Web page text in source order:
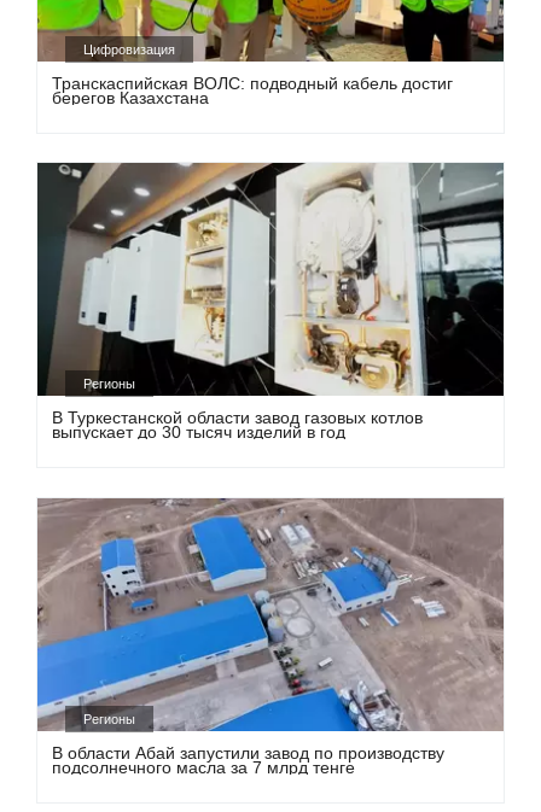
Цифровизация
Транскаспийская ВОЛС: подводный кабель достиг
берегов Казахстана
Регионы
В Туркестанской области завод газовых котлов
выпускает до 30 тысяч изделий в год
Регионы
В области Абай запустили завод по производству
подсолнечного масла за 7 млрд тенге